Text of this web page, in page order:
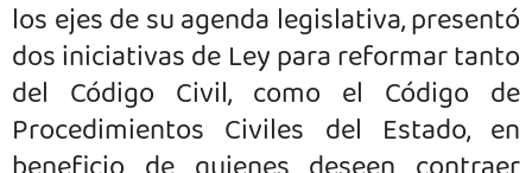
los ejes de su agenda legislativa, presentó
dos iniciativas de Ley para reformar tanto
del Código Civil, como el Código de
Procedimientos Civiles del Estado, en